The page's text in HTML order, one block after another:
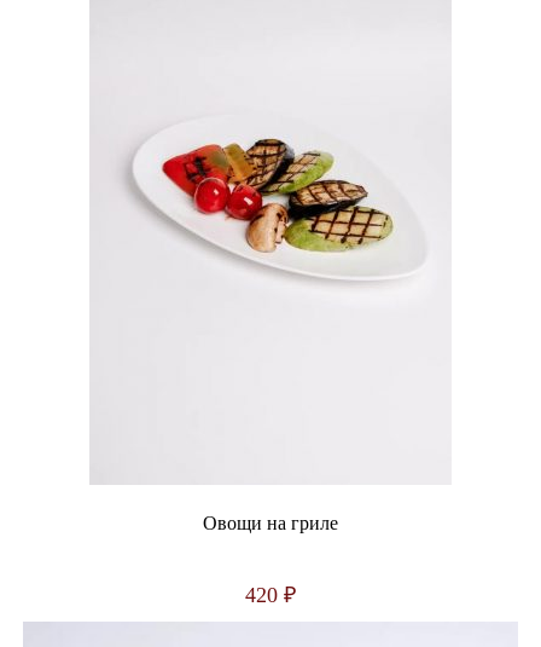
Овощи на гриле
420 ₽